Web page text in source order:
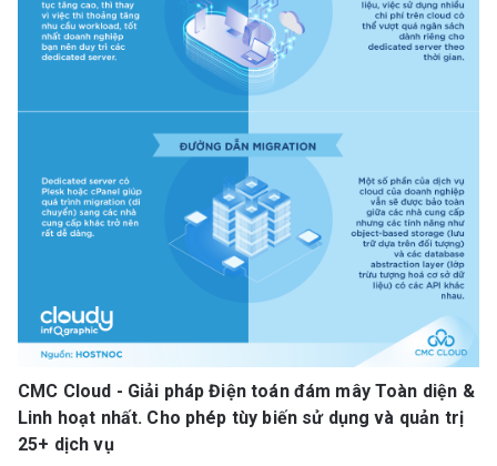
CMC Cloud - Giải pháp Điện toán đám mây Toàn diện &
Linh hoạt nhất. Cho phép tùy biến sử dụng và quản trị
25+ dịch vụ